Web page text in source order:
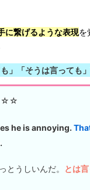
に繋げるような表現を
も」「そうは言っても
he is annoying.
とうしいんだ。 とは